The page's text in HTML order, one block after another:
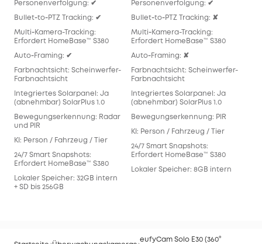
Personenverfolgung: ✔
Bullet‑to‑PTZ Tracking: ✔
Multi‑Kamera-Tracking:
Erfordert HomeBase™ S380
Auto‑Framing: ✔
Farbnachtsicht: Scheinwerfer-
Farbnachtsicht
Integriertes Solarpanel: Ja
(abnehmbar) SolarPlus 1.0
Bewegungserkennung: Radar
und PIR
KI: Person / Fahrzeug / Tier
24/7 Smart Snapshots:
Erfordert HomeBase™ S380
Lokaler Speicher: 32GB intern
+ SD bis 256GB
Personenverfolgung: ✔
Bullet‑to‑PTZ Tracking: ✘
Multi‑Kamera-Tracking:
Erfordert HomeBase™ S380
Auto‑Framing: ✘
Farbnachtsicht: Scheinwerfer-
Farbnachtsicht
Integriertes Solarpanel: Ja
(abnehmbar) SolarPlus 1.0
Bewegungserkennung: PIR
KI: Person / Fahrzeug / Tier
24/7 Smart Snapshots:
Erfordert HomeBase™ S380
Lokaler Speicher: 8GB intern
eufyCam Solo E30 (360°